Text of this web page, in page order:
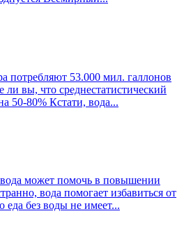
потребляют 53.000 мил. галлонов
ли вы, что среднестатистический
50-80% Кстати, вода...
может помочь в повышении
вода помогает избавиться от
еда без воды не имеет...